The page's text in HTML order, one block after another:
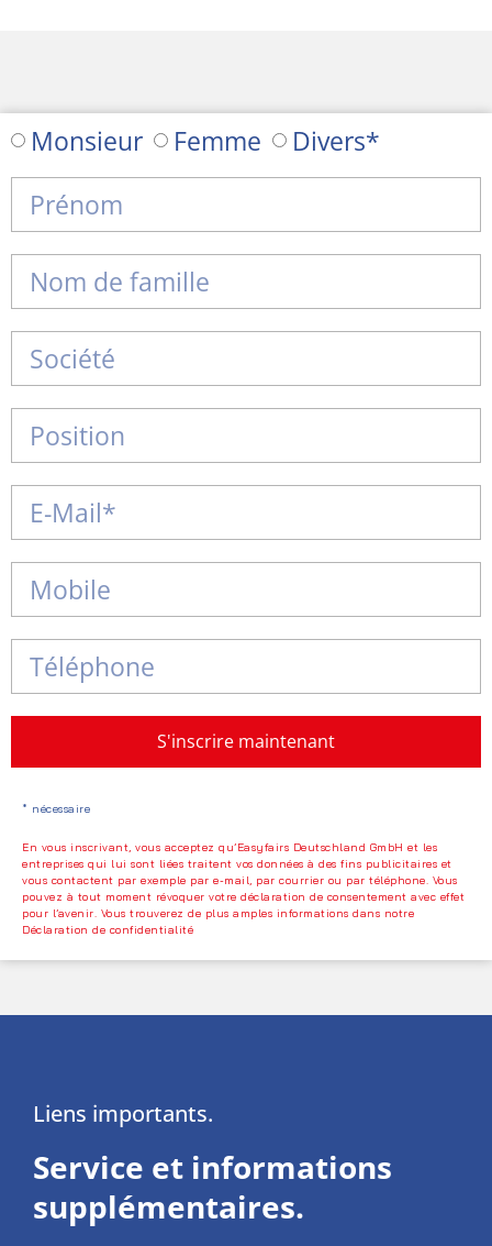
Monsieur Femme Divers*
S'inscrire maintenant
* nécessaire
En vous inscrivant, vous acceptez qu’Easyfairs Deutschland GmbH et les
entreprises qui lui sont liées traitent vos données à des fins publicitaires et
vous contactent par exemple par e-mail, par courrier ou par téléphone. Vous
pouvez à tout moment révoquer votre déclaration de consentement avec effet
pour l’avenir. Vous trouverez de plus amples informations dans notre
Déclaration de confidentialité
Liens importants.
Service et informations
supplémentaires.